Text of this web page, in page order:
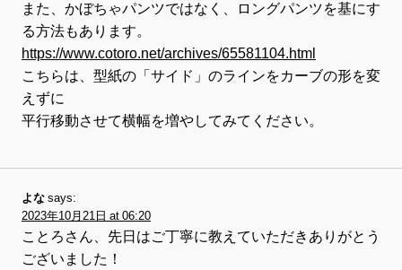
また、かぼちゃパンツではなく、ロングパンツを基にす
る方法もあります。
https://www.cotoro.net/archives/65581104.html
こちらは、型紙の「サイド」のラインをカーブの形を変
えずに
平行移動させて横幅を増やしてみてください。
よな says:
2023年10月21日 at 06:20
ことろさん、先日はご丁寧に教えていただきありがとう
ございました！